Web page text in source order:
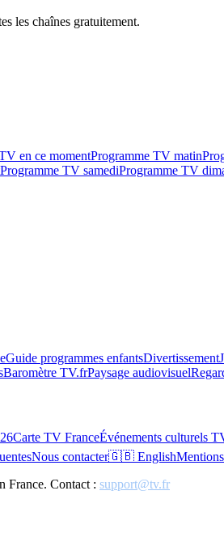
les chaînes gratuitement.
en ce momentProgramme TV matin
Programme TV samediProgramme TV
Guide programmes enfantsDivertissement
Baromètre TV.frPaysage audiovisuel
Carte TV FranceÉvénements culturels
Nous contacter🇬🇧 English
France. Contact : support@tv.fr